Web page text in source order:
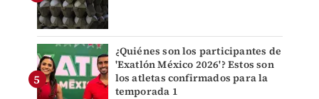
¿Quiénes son los participantes de
'Exatlón México 2026'? Estos son
los atletas confirmados para la
temporada 1